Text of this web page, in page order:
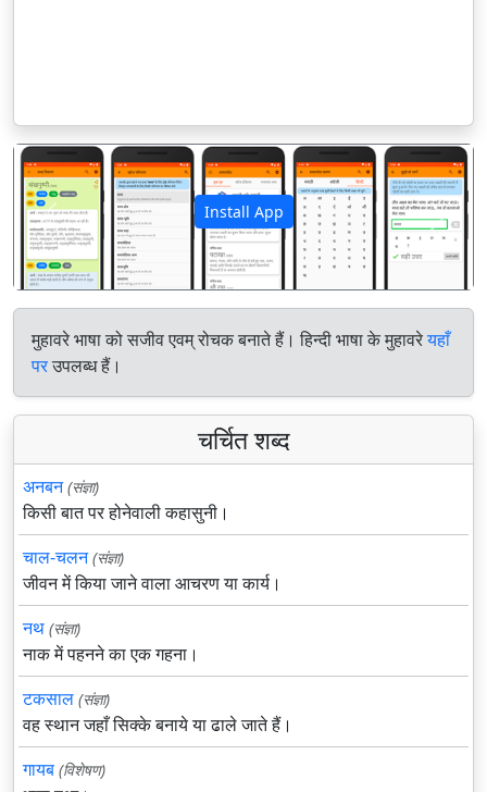
Install App
पिछला अगला
मुहावरे भाषा को सजीव एवम् रोचक बनाते हैं। हिन्दी भाषा के मुहावरेयहाँ
परउपलब्ध हैं।
चर्चित शब्द
अनबन (संज्ञा)
किसी बात पर होनेवाली कहासुनी।
चाल-चलन (संज्ञा)
जीवन में किया जाने वाला आचरण या कार्य।
नथ (संज्ञा)
नाक में पहनने का एक गहना।
टकसाल (संज्ञा)
वह स्थान जहाँ सिक्के बनाये या ढाले जाते हैं।
गायब (विशेषण)